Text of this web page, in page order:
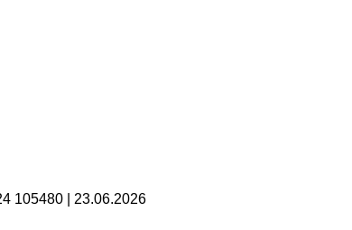
105480 23.06.2026